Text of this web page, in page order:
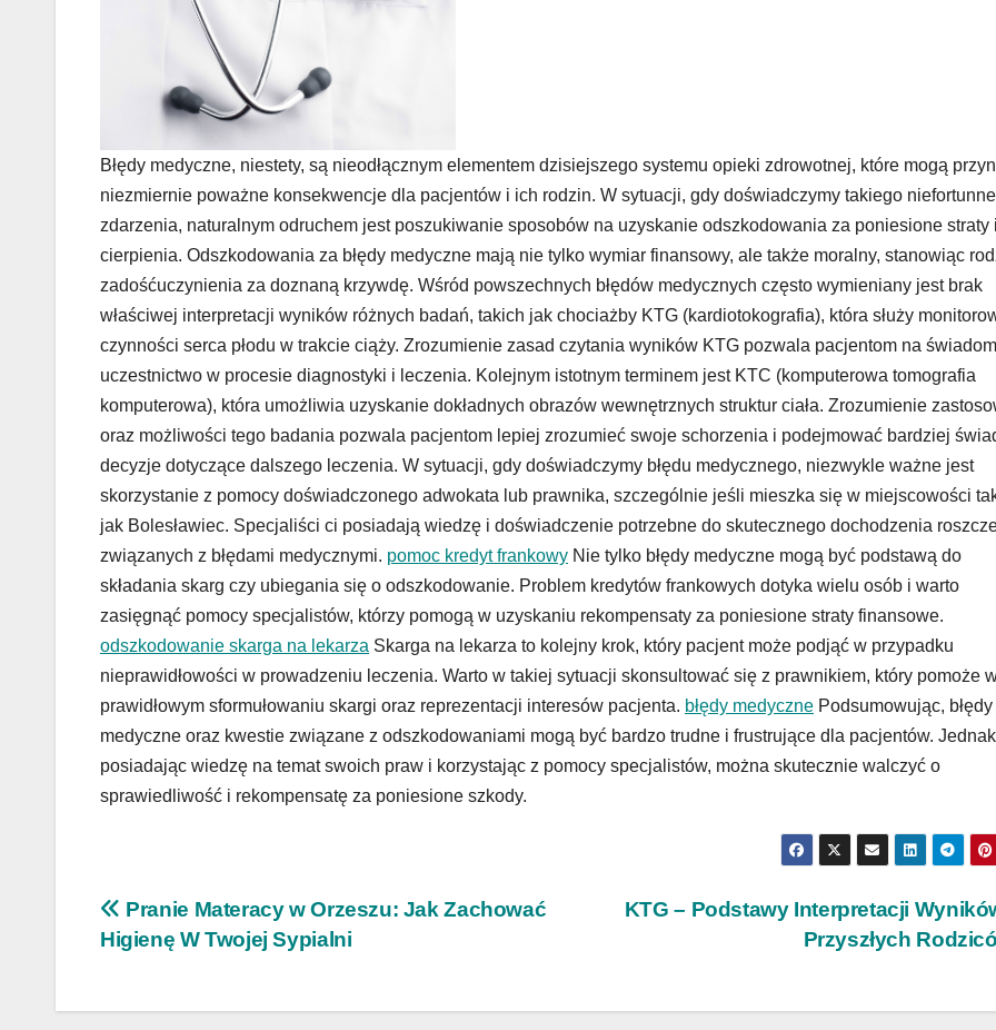
Błędy medyczne, niestety, są nieodłącznym elementem dzisiejszego systemu opieki zdrowotnej, które mogą
niezmiernie poważne konsekwencje dla pacjentów i ich rodzin. W sytuacji, gdy doświadczymy takiego
zdarzenia, naturalnym odruchem jest poszukiwanie sposobów na uzyskanie odszkodowania za poniesione straty
cierpienia. Odszkodowania za błędy medyczne mają nie tylko wymiar finansowy, ale także moralny, stanowiąc
zadośćuczynienia za doznaną krzywdę. Wśród powszechnych błędów medycznych często wymieniany jest brak
właściwej interpretacji wyników różnych badań, takich jak chociażby KTG (kardiotokografia), która służy
czynności serca płodu w trakcie ciąży. Zrozumienie zasad czytania wyników KTG pozwala pacjentom na
uczestnictwo w procesie diagnostyki i leczenia. Kolejnym istotnym terminem jest KTC (komputerowa tomografia
komputerowa), która umożliwia uzyskanie dokładnych obrazów wewnętrznych struktur ciała. Zrozumienie
oraz możliwości tego badania pozwala pacjentom lepiej zrozumieć swoje schorzenia i podejmować bardziej
decyzje dotyczące dalszego leczenia. W sytuacji, gdy doświadczymy błędu medycznego, niezwykle ważne jest
skorzystanie z pomocy doświadczonego adwokata lub prawnika, szczególnie jeśli mieszka się w miejscowości
jak Bolesławiec. Specjaliści ci posiadają wiedzę i doświadczenie potrzebne do skutecznego dochodzenia
związanych z błędami medycznymi. pomoc kredyt frankowy Nie tylko błędy medyczne mogą być podstawą do
składania skarg czy ubiegania się o odszkodowanie. Problem kredytów frankowych dotyka wielu osób i warto
zasięgnąć pomocy specjalistów, którzy pomogą w uzyskaniu rekompensaty za poniesione straty finansowe.
odszkodowanie skarga na lekarza Skarga na lekarza to kolejny krok, który pacjent może podjąć w przypadku
nieprawidłowości w prowadzeniu leczenia. Warto w takiej sytuacji skonsultować się z prawnikiem, który pomoże
prawidłowym sformułowaniu skargi oraz reprezentacji interesów pacjenta. błędy medyczne Podsumowując, błędy
medyczne oraz kwestie związane z odszkodowaniami mogą być bardzo trudne i frustrujące dla pacjentów.
posiadając wiedzę na temat swoich praw i korzystając z pomocy specjalistów, można skutecznie walczyć o
sprawiedliwość i rekompensatę za poniesione szkody.
Nawigacja
wpisu
KTG – Podstawy Interpretacji
Przyszłych
Pranie Materacy w Orzeszu: Jak Zachować
Higienę W Twojej Sypialni